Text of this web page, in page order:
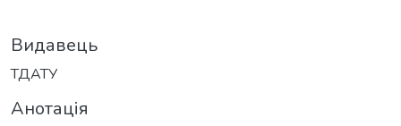
Видавець
ТДАТУ
Анотація